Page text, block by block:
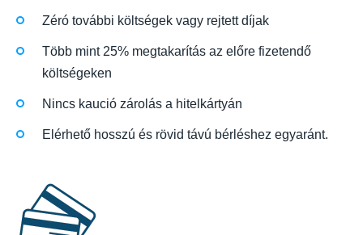
Zéró további költségek vagy rejtett díjak
Több mint 25% megtakarítás az előre fizetendő
költségeken
Nincs kaució zárolás a hitelkártyán
Elérhető hosszú és rövid távú bérléshez egyaránt.